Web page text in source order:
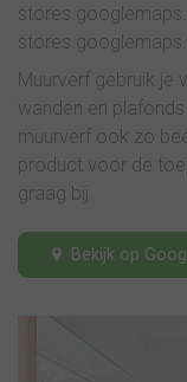
Muurverf gebruik je
wanden en
muurverf ook zo
product voor de
graag bij.
Bekijk op